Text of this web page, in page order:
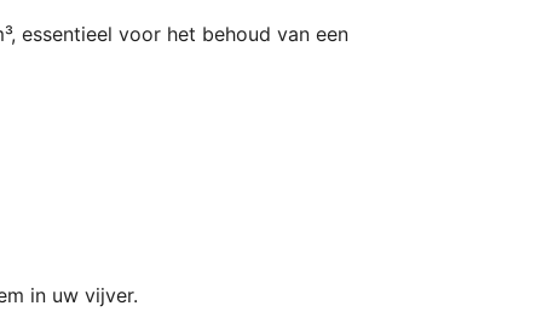
essentieel voor het behoud van een
in uw vijver.